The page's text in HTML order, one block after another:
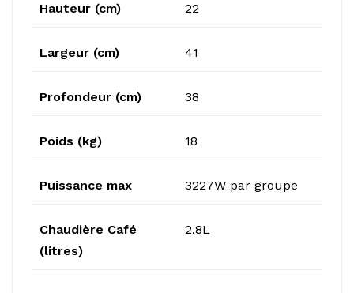
Hauteur (cm) 22
Largeur (cm) 41
Profondeur (cm) 38
Poids (kg) 18
Puissance max 3227W par groupe
Chaudière Café
(litres)
2,8L